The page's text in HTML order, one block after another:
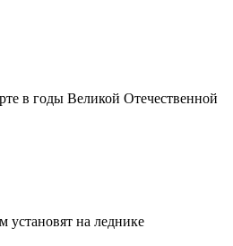
в годы Великой Отечественной
установят на леднике